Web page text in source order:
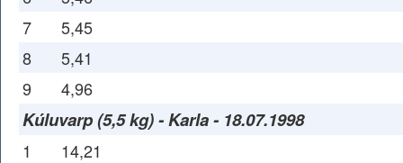
7
5,45
8
5,41
9
4,96
Kúluvarp (5,5 kg) - Karla - 18.07.1998
1 14,21